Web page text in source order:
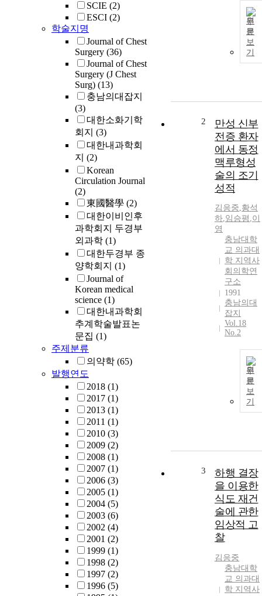
SCIE (2)
ESCI (2)
학술지명
Journal of Chest
Surgery (36)
Journal of Chest
Surgery (J Chest
Surg) (13)
충남의대잡지
(3)
대한소화기학
회지 (3)
대한내과학회
지 (2)
Korean
Circulation Journal
(2)
東國醫學 (2)
대한이비인후
과학회지 두경부
외과학 (1)
대한두경부 종
양학회지 (1)
Journal of
Korean medical
science (1)
대한내과학회
추계학술발표논
문집 (1)
주제분류
의약학 (65)
발행연도
2018 (1)
2017 (1)
2013 (1)
2011 (1)
2010 (3)
2009 (2)
2008 (1)
2007 (1)
2006 (3)
2005 (1)
2004 (5)
2003 (6)
2002 (4)
2001 (2)
1999 (1)
1998 (2)
1997 (2)
1996 (5)
원
문
보
기
2
만성 신부
전증 환자
에서 동정
맥루형성
술의 조기
성적
김응중,황석
하,임승평 ,이
영
충남대학
교 의과대
학 지역사
회의학연
구소
1991
충남의대
잡지
Vol.18
No.2
원
문
보
기
3
하행 결장
을 이용한
식도 재건
술에 관한
임상적 고
찰
김응중
충남대학
교 의과대
학 지역사